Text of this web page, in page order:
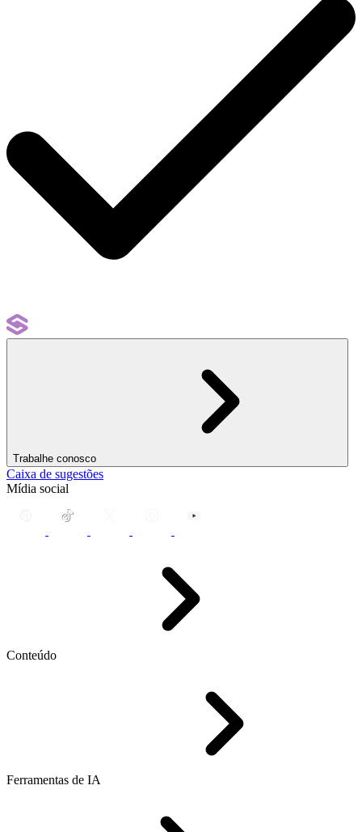
Trabalhe conosco
Caixa de sugestões
Mídia social
Conteúdo
Ferramentas de IA